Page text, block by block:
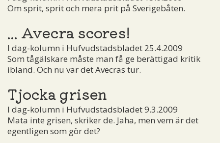
Om sprit, sprit och mera prit på Sverigebåten.
... Avecra scores!
I dag-kolumn i Hufvudstadsbladet 25.4.2009
Som tågälskare måste man få ge berättigad kritik
ibland. Och nu var det Avecras tur.
Tjocka grisen
I dag-kolumn i Hufvudstadsbladet 9.3.2009
Mata inte grisen, skriker de. Jaha, men vem är det
egentligen som gör det?